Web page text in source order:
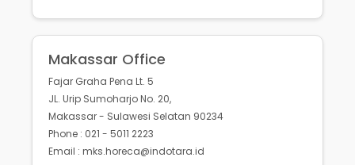
Makassar Office
Fajar Graha Pena Lt. 5
JL. Urip Sumoharjo No. 20,
Makassar - Sulawesi Selatan 90234
Phone : 021 - 5011 2223
Email : mks.horeca@indotara.id